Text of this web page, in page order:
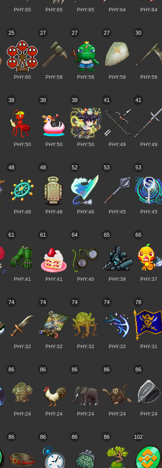
PHY:65 PHY:65 PHY:65 PHY:64 PHY:64
25
PHY:60
27
PHY:58
27
PHY:58
27
PHY:58
30
PHY:56
38
PHY:50
38
PHY:50
38
PHY:50
41
PHY:49
41
PHY:49
48
PHY:48
48
PHY:48
52
PHY:46
53
PHY:45
53
PHY:45
61
PHY:41
61
PHY:41
64
PHY:40
65
PHY:39
66
PHY:37
74
PHY:32
74
PHY:32
74
PHY:32
74
PHY:32
78
PHY:31
86
PHY:24
86
PHY:24
86
PHY:24
86
PHY:24
86
PHY:24
86 86 86 86 102